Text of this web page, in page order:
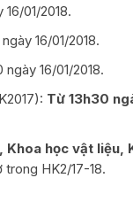
01/2018.
16/01/2018.
16/01/2018.
Từ 13h30
học vật liệu,
HK2/17-18.